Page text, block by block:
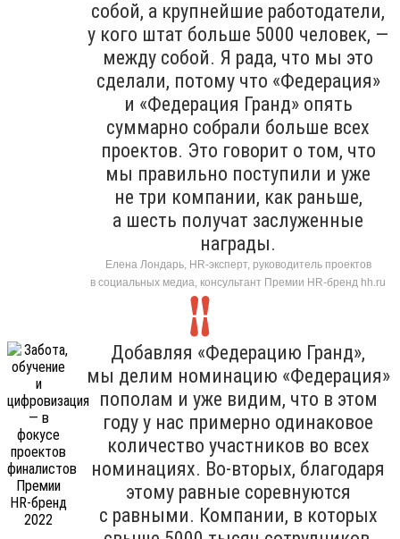
собой, а крупнейшие работодатели,
у кого штат больше 5000 человек, —
между собой. Я рада, что мы это
сделали, потому что «Федерация»
и «Федерация Гранд» опять
суммарно собрали больше всех
проектов. Это говорит о том, что
мы правильно поступили и уже
не три компании, как раньше,
а шесть получат заслуженные
награды.
Елена Лондарь, HR-эксперт, руководитель проектов
в социальных медиа, консультант Премии HR-бренд hh.ru
Добавляя «Федерацию Гранд»,
мы делим номинацию «Федерация»
пополам и уже видим, что в этом
году у нас примерно одинаковое
количество участников во всех
номинациях. Во-вторых, благодаря
этому равные соревнуются
с равными. Компании, в которых